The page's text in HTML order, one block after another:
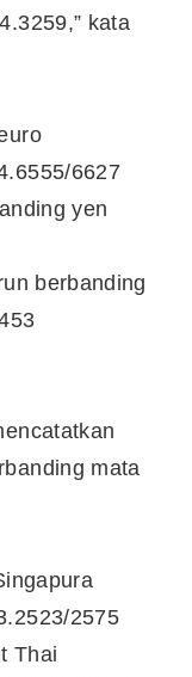
kata
6627
yen
berbanding
mata
2575
Thai